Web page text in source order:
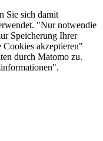
Sie sich damit
"Nur notwendie
Speicherung Ihrer
akzeptieren"
durch Matomo zu.